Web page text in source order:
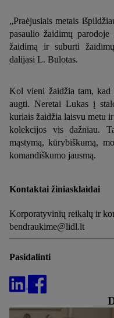
„Praėjusiais metais
pasaulio žaidimų
žaidimą ir suburti
dalijasi L. Bulotas.
Kol vieni žaidžia tam, kad
augti. Neretai Lukas į
kuriais žaidžia laisvu metu
kolekcijos vis dažniau.
mąstymą, kūrybiškumą,
komandiškumo jausmą.
Kontaktai žiniasklaidai
Korporatyvinių reikalų ir
bendraukime@lidl.lt
Pasidalinti
mūsųprivatumo politikoje